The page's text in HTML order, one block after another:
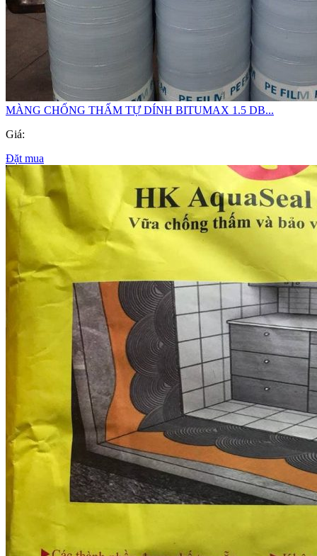
MÀNG CHỐNG THẤM TỰ DÍNH BITUMAX 1.5 DB...
Giá:
Đặt mua